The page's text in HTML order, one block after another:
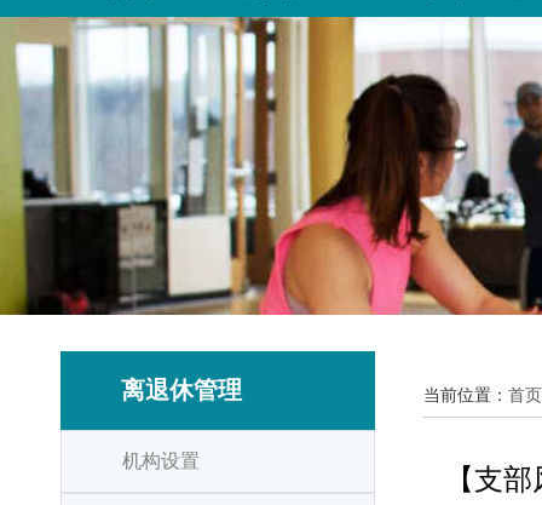
离退休管理
机构设置
当前位置： 首页
【支